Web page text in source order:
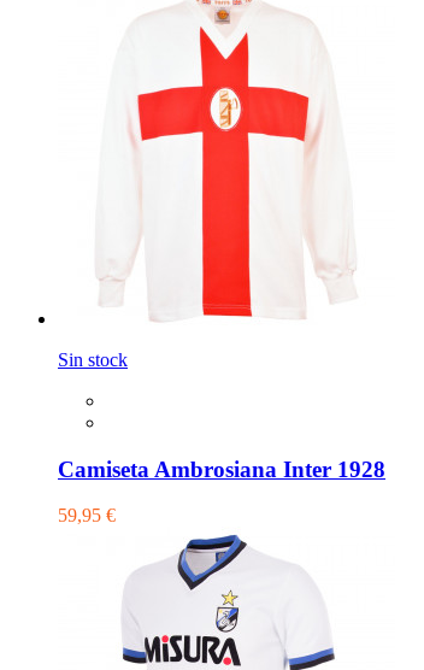
Sin stock
Camiseta Ambrosiana Inter 1928
59,95 €